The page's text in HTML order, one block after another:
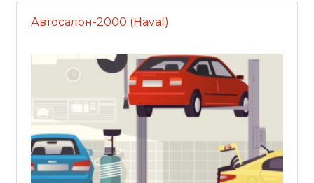
Автосалон-2000 (Haval)